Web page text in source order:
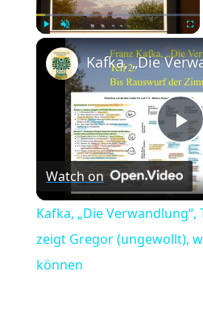
Watch on
Kafka, „Die Verwandlung“,
zeigt Gregor (ungewollt),
können